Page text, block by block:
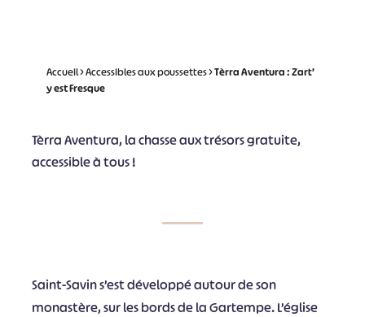
Accueil>Accessibles aux poussettes>Tèrra Aventura : Zart’
y est Fresque
Tèrra Aventura, la chasse aux trésors gratuite,
accessible à tous !
Saint-Savin s’est développé autour de son
monastère, sur les bords de la Gartempe. L’église